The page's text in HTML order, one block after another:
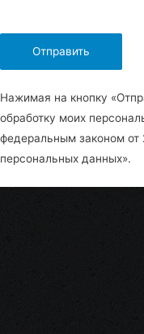
Нажимая на кнопку
обработку моих
федеральным законом
персональных данных».